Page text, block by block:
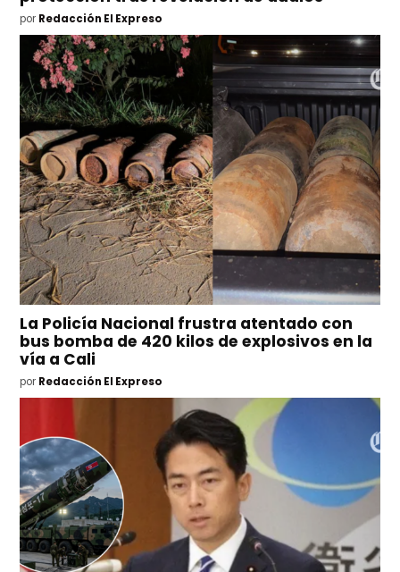
por Redacción El Expreso
La Policía Nacional frustra atentado con
bus bomba de 420 kilos de explosivos en la
vía a Cali
por Redacción El Expreso